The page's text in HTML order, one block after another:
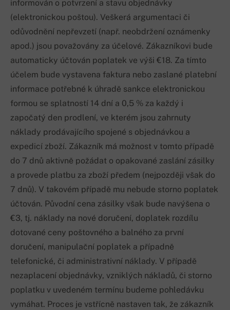
informován o potvrzení a stavu objednávky
(elektronickou poštou). Veškerá argumentaci či
odůvodnění nepřevzetí (např. neobdržení oznámenky
apod.) jsou považovány za účelové. Zákazníkovi bude
automaticky účtován poplatek ve výši €18. Za tímto
účelem bude vystavena faktura nebo zaslané platební
informace potřebné k úhradě sankce elektronickou
formou se splatností 14 dní a 0,5 % za každý i
započatý den prodlení, ve kterém jsou zahrnuty
náklady prodávajícího spojené s objednávkou a
expedicí zboží. Zákazník má možnost v tomto případě
do 7 dnů aktivně požádat o opakované zaslání zásilky
a provede platbu za zboží předem (nejpozději však do
7 dnů). V takovém případě mu nebude storno poplatek
účtován. Původní cena zásilky však bude navýšena o
€3, tj. náklady na nové doručení, doplatek rozdílu
dotované ceny poštovného a balného za první
doručení, manipulační poplatek a případně
telefonické, či administrativní náklady. V případě
nezaplacení objednávky, vzniklých nákladů, či storno
poplatku v uvedeném termínu budeme pohledávku
vymáhat. Proces je vstřícně nastaven tak, že zákazník